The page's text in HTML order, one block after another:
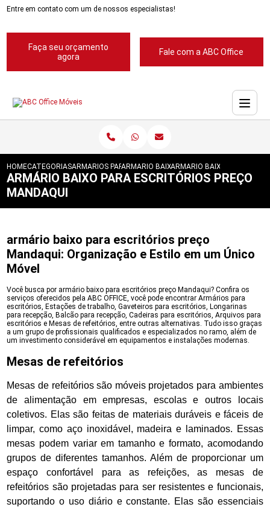
Entre em contato com um de nossos especialistas!
Faça seu orçamento
agora
Fale com a ABC Office
HOMECATEGORIASARMARIOS PARA ESCRITORIOS
ARMARIO BAIXO PARA ESCRITORIOS
ARMARIO BAIXO PARA
ARMÁRIO BAIXO PARA ESCRITÓRIOS PREÇO
MANDAQUI
armário baixo para escritórios preço
Mandaqui: Organização e Estilo em um Único
Móvel
Você busca por armário baixo para escritórios preço Mandaqui? Confira os
serviços oferecidos pela ABC OFFICE, você pode encontrar Armários para
escritórios, Estações de trabalho, Gaveteiros para escritórios, Longarinas
para recepção, Balcão para recepção, Cadeiras para escritórios, Arquivos para
escritórios e Mesas de refeitórios, entre outras alternativas. Tudo isso graças
a um grupo de profissionais qualificados e especializados no ramo, além de
um investimento considerável em equipamentos e instalações modernas.
Mesas de refeitórios
Mesas de refeitórios são móveis projetados para ambientes
de alimentação em empresas, escolas e outros locais
coletivos. Elas são feitas de materiais duráveis e fáceis de
limpar, como aço inoxidável, madeira e laminados. Essas
mesas podem variar em tamanho e formato, acomodando
grupos de diferentes tamanhos. Além de proporcionar um
espaço confortável para as refeições, as mesas de
refeitórios são projetadas para ser resistentes e funcionais,
suportando o uso diário e constante. Elas são essenciais